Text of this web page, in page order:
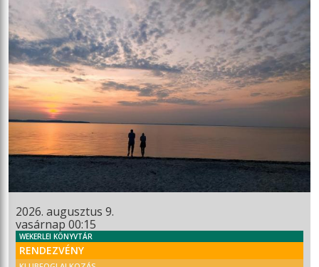
2026. augusztus 9.
vasárnap 00:15
WEKERLEI KÖNYVTÁR
RENDEZVÉNY